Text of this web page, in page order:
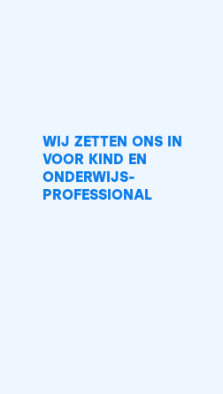
WIJ ZETTEN ONS IN
VOOR KIND EN
ONDERWIJS-
PROFESSIONAL